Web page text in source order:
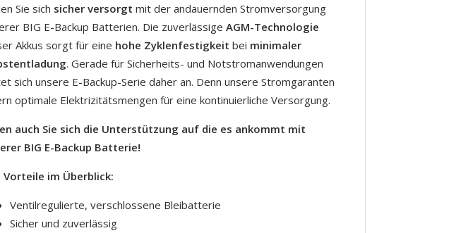
Sie sich sicher versorgt mit der andauernden Stromversorgung
BIG E-Backup Batterien. Die zuverlässige AGM-Technologie
Akkus sorgt für eine hohe Zyklenfestigkeit bei minimaler
. Gerade für Sicherheits- und Notstromanwendungen
sich unsere E-Backup-Serie daher an. Denn unsere Stromgaranten
optimale Elektrizitätsmengen für eine kontinuierliche Versorgung.
auch Sie sich die Unterstützung auf die es ankommt mit
BIG E-Backup Batterie!
Vorteile im Überblick:
Ventilregulierte, verschlossene Bleibatterie
Sicher und zuverlässig